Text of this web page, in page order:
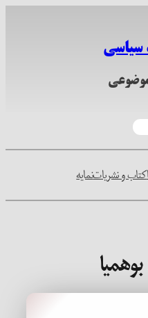
سیاسی
کتاب و نشریاتنمایه
بوهمیا